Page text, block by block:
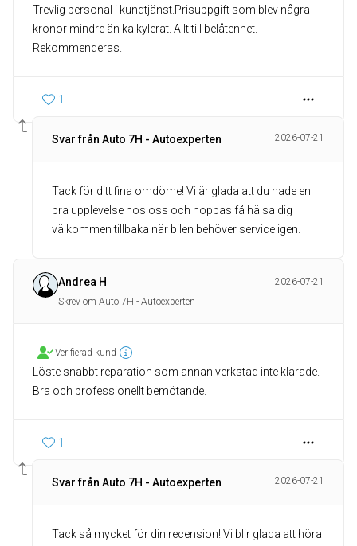
Trevlig personal i kundtjänst.Prisuppgift som blev några
kronor mindre än kalkylerat. Allt till belåtenhet.
Rekommenderas.
1
Svar från Auto 7H - Autoexperten 2026-07-21
Tack för ditt fina omdöme! Vi är glada att du hade en
bra upplevelse hos oss och hoppas få hälsa dig
välkommen tillbaka när bilen behöver service igen.
Andrea H
2026-07-21
Skrev om Auto 7H - Autoexperten
Verifierad kund
Löste snabbt reparation som annan verkstad inte klarade.
Bra och professionellt bemötande.
1
Svar från Auto 7H - Autoexperten 2026-07-21
Tack så mycket för din recension! Vi blir glada att höra